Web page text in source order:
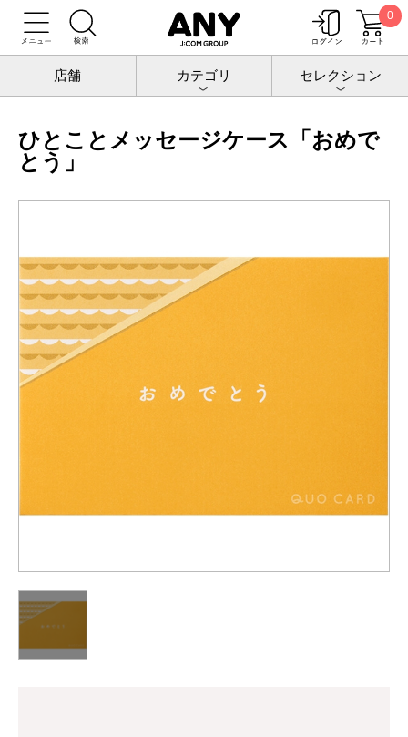
0
店舗 カテゴリ セレクション
トップ チケットポート
QUOカード
有料ケース/のし紙
ひとことメッセージケース「おめでとう」
ひとことメッセージケース「おめで
とう」